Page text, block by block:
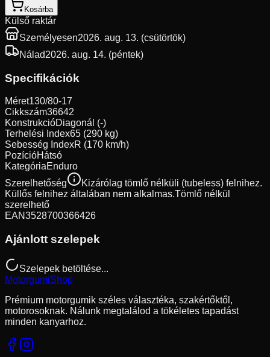
Kosárba
Külső raktár
Személyesen2026. aug. 13. (csütörtök)
Nálad2026. aug. 14. (péntek)
Specifikációk
Méret130/80-17
Cikkszám36642
KonstrukcióDiagonál (-)
Terhelési Index65 (290 kg)
Sebesség IndexR (170 km/h)
PozícióHátsó
KategóriaEnduro
Szerelhetőség
Kizárólag tömlő nélküli (tubeless) felnihez.
Küllős felnihez általában nem alkalmas.Tömlő nélkül
szerelhető
EAN3528700366426
Ajánlott szelepek
Szelepek betöltése...
MotorgumiShop
Prémium motorgumik széles választéka, szakértőktől,
motorosoknak. Nálunk megtalálod a tökéletes tapadást
minden kanyarhoz.